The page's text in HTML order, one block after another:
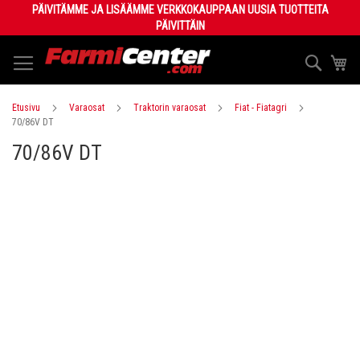
Content
PÄIVITÄMME JA LISÄÄMME VERKKOKAUPPAAN UUSIA TUOTTEITA
PÄIVITTÄIN
Haku
Etusivu Varaosat Traktorin varaosat
Fiat - Fiatagri
70/86V DT
70/86V DT